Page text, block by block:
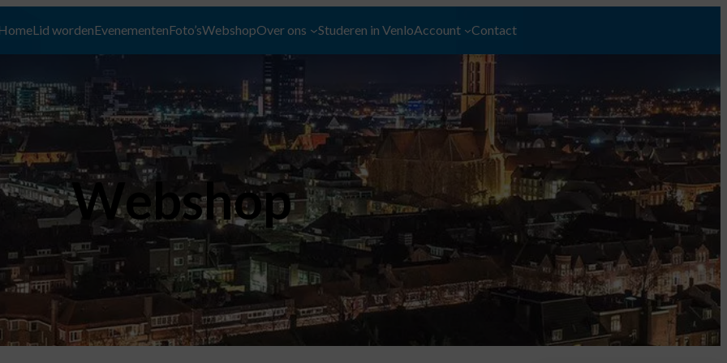
Lid wordenEvenementenFoto’sWebshopOver ons Studeren in VenloAccount Contact
Webshop